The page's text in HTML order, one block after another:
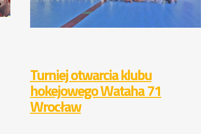
Turniej otwarcia klubu
hokejowego Wataha 71
Wrocław